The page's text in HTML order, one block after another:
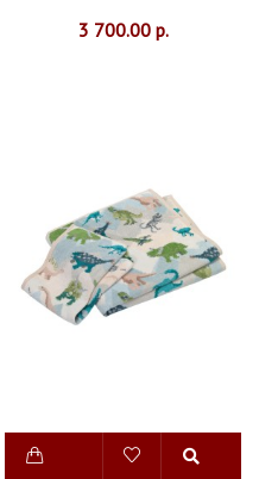
3 700.00 р.